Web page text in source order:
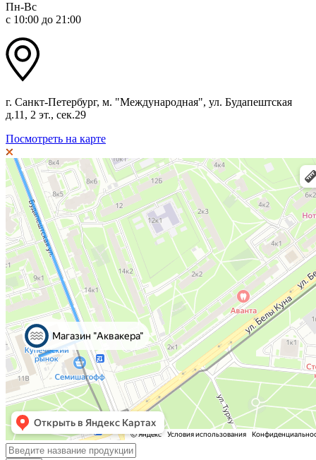
Пн-Вс
с 10:00 до 21:00
г. Санкт-Петербург, м. "Международная", ул. Будапештская
д.11, 2 эт., сек.29
Посмотреть на карте